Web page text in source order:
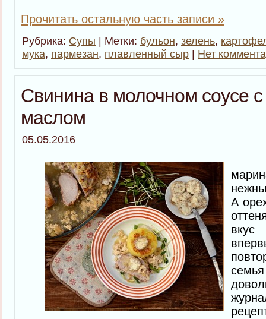
Прочитать остальную часть записи »
Рубрика: Супы | Метки: бульон, зелень,
мука, пармезан, плавленный сыр | Нет
Свинина в молочном соусе
маслом
05.05.2016
А
вкус